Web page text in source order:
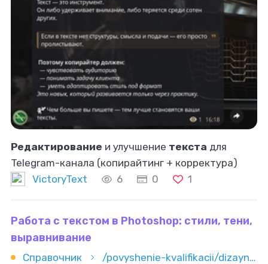
Редактирование и улучшение текста для
Telegram-канала (копирайтинг + корректура)
VictoryText
6 0 1
Работа с текстом в Photoshop: стили, тени,
выравнивание
Справочник /povyshenie-kvalifikacii/dizayn/photoshop/rabota-s-tekstom-v-photoshop-stili-teni-vyravnivanie